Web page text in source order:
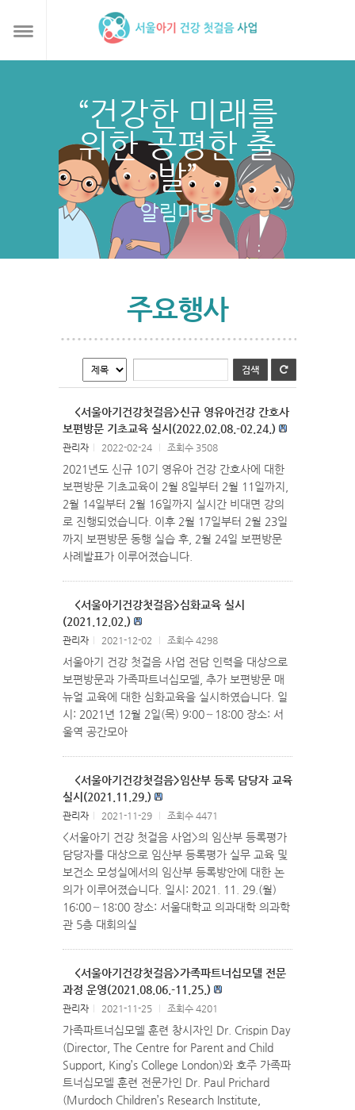
“건강한 미래를
위한 공평한 출
발”
알림마당
주요행사
<서울아기건강첫걸음>신규 영유아건강 간호사
보편방문 기초교육 실시(2022.02.08.-02.24.)
관리자 2022-02-24 조회수 3508
2021년도 신규 10기 영유아 건강 간호사에 대한
보편방문 기초교육이 2월 8일부터 2월 11일까지,
2월 14일부터 2월 16일까지 실시간 비대면 강의
로 진행되었습니다. 이후 2월 17일부터 2월 23일
까지 보편방문 동행 실습 후, 2월 24일 보편방문
사례발표가 이루어졌습니다.
<서울아기건강첫걸음>심화교육 실시
(2021.12.02.)
관리자 2021-12-02 조회수 4298
서울아기 건강 첫걸음 사업 전담 인력을 대상으로
보편방문과 가족파트너십모델, 추가 보편방문 매
뉴얼 교육에 대한 심화교육을 실시하였습니다. 일
시: 2021년 12월 2일(목) 9:00∼18:00 장소: 서
울역 공간모아
<서울아기건강첫걸음>임산부 등록 담당자 교육
실시(2021.11.29.)
관리자 2021-11-29 조회수 4471
<서울아기 건강 첫걸음 사업>의 임산부 등록평가
담당자를 대상으로 임산부 등록평가 실무 교육 및
보건소 모성실에서의 임산부 등록방안에 대한 논
의가 이루어졌습니다. 일시: 2021. 11. 29.(월)
16:00∼18:00 장소: 서울대학교 의과대학 의과학
관 5층 대회의실
<서울아기건강첫걸음>가족파트너십모델 전문
과정 운영(2021.08.06.-11.25.)
관리자 2021-11-25 조회수 4201
가족파트너십모델 훈련 창시자인 Dr. Crispin Day
(Director, The Centre for Parent and Child
Support, King’s College London)와 호주 가족파
트너십모델 훈련 전문가인 Dr. Paul Prichard
(Murdoch Children’s Research Institute,